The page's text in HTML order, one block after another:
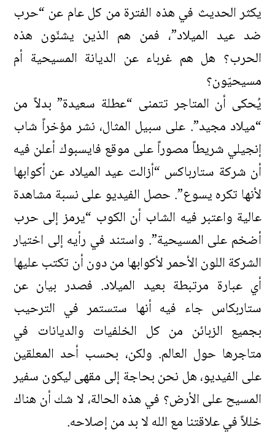
يكثر الحديث في هذه الفترة من كل عام عن “حرب
ضد عيد الميلاد”، فمن هم الذين يشنّون هذه
الحرب؟ هل هم غرباء عن الديانة المسيحية أم
مسيحيّون؟
يُحكى أن المتاجر تتمنى “عطلة سعيدة” بدلاً من
“ميلاد مجيد”. على سبيل المثال، نشر مؤخراً شاب
إنجيلي شريطاً مصوراً على موقع فايسبوك أعلن فيه
أن شركة ستارباكس “أزالت عيد الميلاد عن أكوابها
لأنها تكره يسوع”. حصل الفيديو على نسبة مشاهدة
عالية واعتبر فيه الشاب أن الكوب “يرمز إلى حرب
أضخم على المسيحية”. واستند في رأيه إلى اختيار
الشركة اللون الأحمر لأكوابها من دون أن تكتب عليها
أي عبارة مرتبطة بعيد الميلاد. فصدر بيان عن
ستاربكاس جاء فيه أنها ستستمر في الترحيب
بجميع الزبائن من كل الخلفيات والديانات في
متاجرها حول العالم. ولكن، بحسب أحد المعلقين
على الفيديو، هل نحن بحاجة إلى مقهى ليكون سفير
المسيح على الأرض؟ في هذه الحالة، لا شك أن هناك
خللاً في علاقتنا مع الله لا بد من إصلاحه.